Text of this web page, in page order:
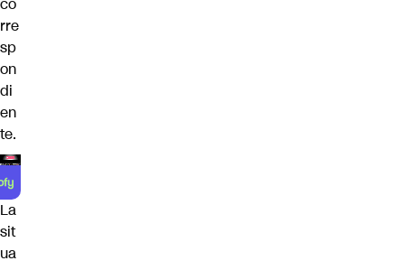
rre
sp
on
di
en
te.
La
sit
ua